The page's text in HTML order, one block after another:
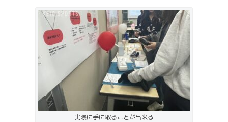
実際に手に取ることが出来る